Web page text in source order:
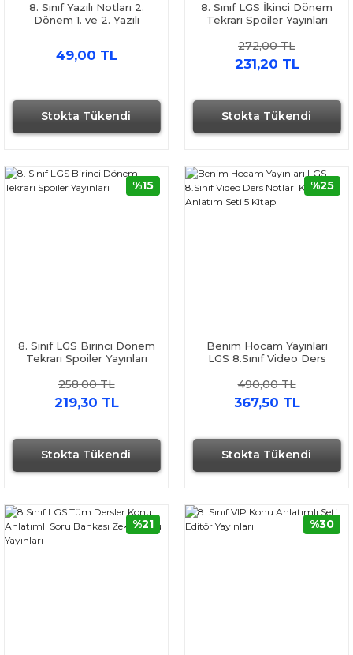
Stokta Tükendi
8. Sınıf Yazılı Notları 2.
Dönem 1. ve 2. Yazılı
49,00 TL
Stokta Tükendi
8. Sınıf LGS İkinci Dönem
Tekrarı Spoiler Yayınları
272,00 TL
231,20 TL
Stokta Tükendi
8. Sınıf LGS Birinci Dönem
Tekrarı Spoiler Yayınları
258,00 TL
219,30 TL
%15
Stokta Tükendi
Benim Hocam Yayınları
LGS 8.Sınıf Video Ders
Kitap
490,00 TL
367,50 TL
%25
%21 %30